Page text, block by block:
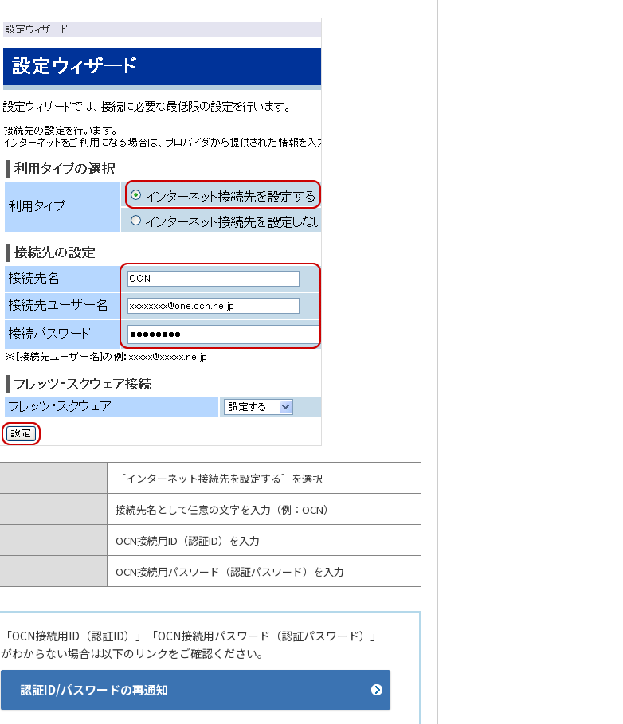
［インターネット接続先を設定する］を選択
接続先名として任意の文字を入力（例：OCN）
OCN接続用ID（認証ID）を入力
OCN接続用パスワード（認証パスワード）を入力
「OCN接続用ID（認証ID）」「OCN接続用パスワード（認証パスワード）」
がわからない場合は以下のリンクをご確認ください。
認証ID/パスワードの再通知